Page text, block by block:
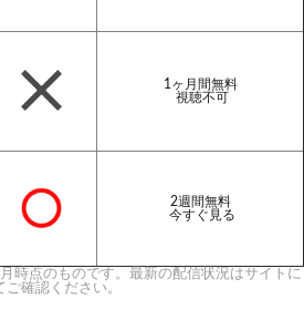
1ヶ月間無料
視聴不可
2週間無料
今すぐ見る
時点のものです。最新の配信状況はサイトに
ご確認ください。